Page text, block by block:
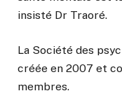
insisté Dr Traoré.
La Société des
créée en 2007 et
membres.